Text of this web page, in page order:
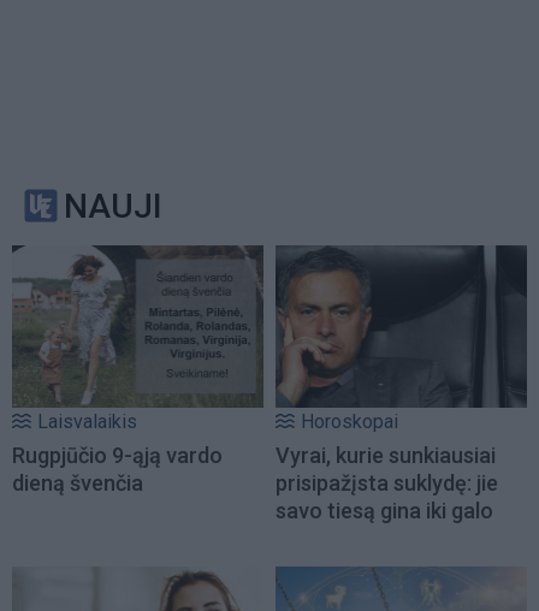
NAUJI
Laisvalaikis
Rugpjūčio 9-ąją vardo
dieną švenčia
Horoskopai
Vyrai, kurie sunkiausiai
prisipažįsta suklydę: jie
savo tiesą gina iki galo